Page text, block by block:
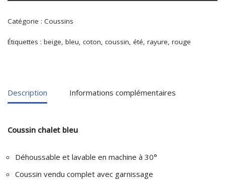
Catégorie : Coussins
Étiquettes : beige, bleu, coton, coussin, été, rayure, rouge
Description Informations complémentaires
Coussin chalet bleu
Déhoussable et lavable en machine à 30°
Coussin vendu complet avec garnissage